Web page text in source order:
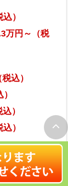
）
万円～（税
込）
）
）
万円～（税